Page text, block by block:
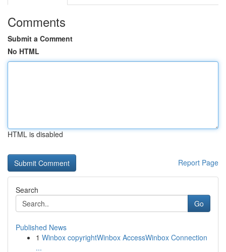
Comments
Submit a Comment
No HTML
HTML is disabled
Report Page
Search
Go
Published News
1 Winbox copyrightWinbox AccessWinbox Connection
...